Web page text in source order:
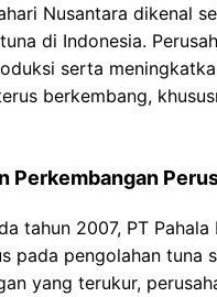
Nusantara dikenal
di Indonesia.
serta
berkembang,
Perkembangan
tahun 2007, PT
pada pengolahan tuna
yang terukur,